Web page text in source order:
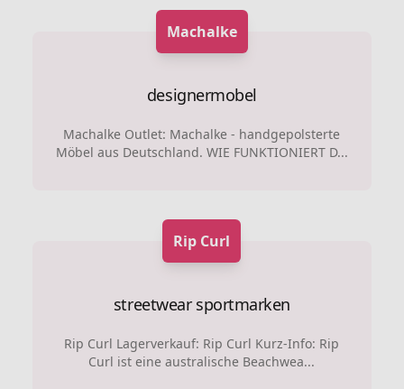
Machalke
designermobel
Machalke Outlet: Machalke - handgepolsterte
Möbel aus Deutschland. WIE FUNKTIONIERT D...
Rip Curl
streetwear sportmarken
Rip Curl Lagerverkauf: Rip Curl Kurz-Info: Rip
Curl ist eine australische Beachwea...